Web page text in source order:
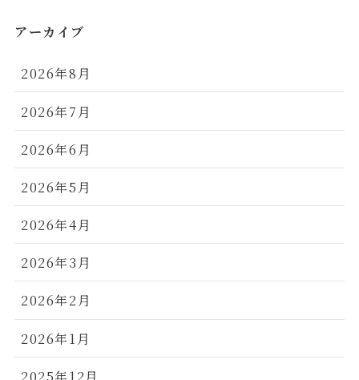
アーカイブ
2026年8月
2026年7月
2026年6月
2026年5月
2026年4月
2026年3月
2026年2月
2026年1月
2025年12月